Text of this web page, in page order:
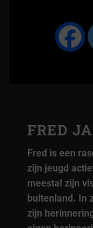
FRED
Fred is een
zijn jeugd
meestal zijn
buitenland. In
zijn